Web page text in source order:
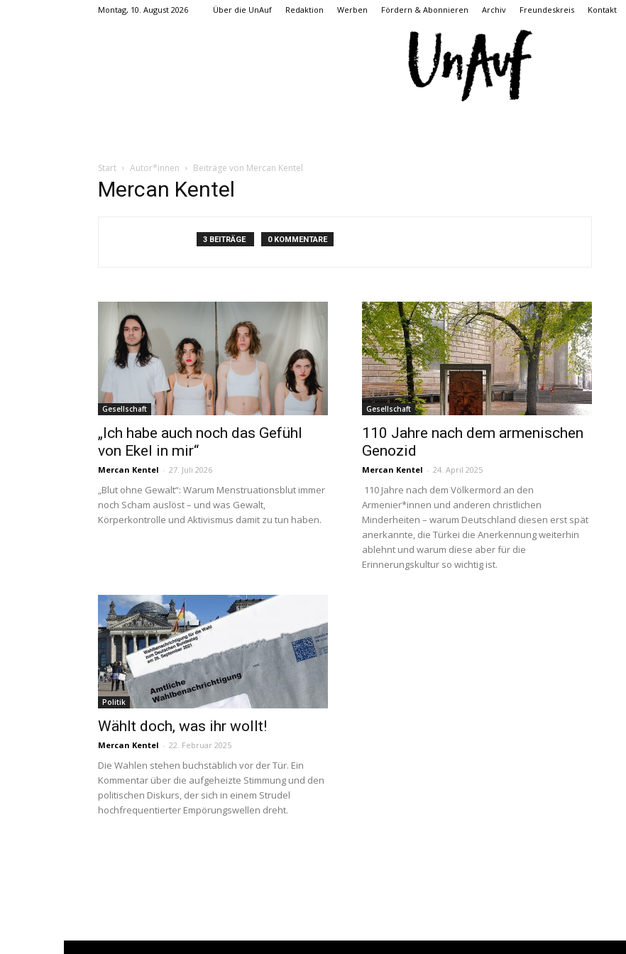
Montag, 10. August 2026 Über die UnAuf Redaktion Werben Fördern & Abonnieren Archiv Freundeskreis Kontakt
|
Studierendenzeitung
der
Start Autor*innen Beiträge von Mercan Kentel
Mercan Kentel
3 BEITRÄGE 0 KOMMENTARE
Gesellschaft
„Ich habe auch noch das Gefühl
von Ekel in mir“
Mercan Kentel - 27. Juli 2026
„Blut ohne Gewalt“: Warum Menstruationsblut immer
noch Scham auslöst – und was Gewalt,
Körperkontrolle und Aktivismus damit zu tun haben.
Gesellschaft
110 Jahre nach dem armenischen
Genozid
Mercan Kentel - 24. April 2025
110 Jahre nach dem Völkermord an den
Armenier*innen und anderen christlichen
Minderheiten – warum Deutschland diesen erst spät
anerkannte, die Türkei die Anerkennung weiterhin
ablehnt und warum diese aber für die
Erinnerungskultur so wichtig ist.
Politik
Wählt doch, was ihr wollt!
Mercan Kentel - 22. Februar 2025
Die Wahlen stehen buchstäblich vor der Tür. Ein
Kommentar über die aufgeheizte Stimmung und den
politischen Diskurs, der sich in einem Strudel
hochfrequentierter Empörungswellen dreht.